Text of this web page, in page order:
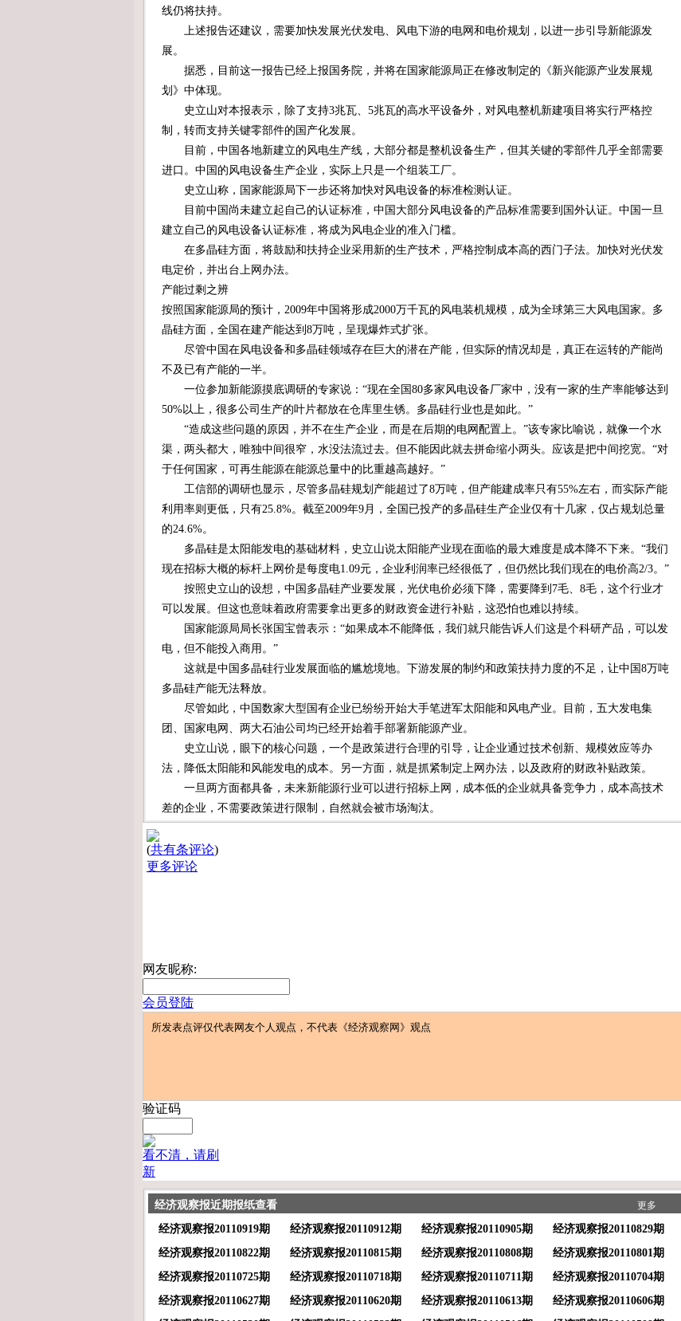
线仍将扶持。
上述报告还建议，需要加快发展光伏发电、风电下游的电网和电价规划，以进一步引导新能源发
展。
据悉，目前这一报告已经上报国务院，并将在国家能源局正在修改制定的《新兴能源产业发展规
划》中体现。
史立山对本报表示，除了支持3兆瓦、5兆瓦的高水平设备外，对风电整机新建项目将实行严格控
制，转而支持关键零部件的国产化发展。
目前，中国各地新建立的风电生产线，大部分都是整机设备生产，但其关键的零部件几乎全部需要
进口。中国的风电设备生产企业，实际上只是一个组装工厂。
史立山称，国家能源局下一步还将加快对风电设备的标准检测认证。
目前中国尚未建立起自己的认证标准，中国大部分风电设备的产品标准需要到国外认证。中国一旦
建立自己的风电设备认证标准，将成为风电企业的准入门槛。
在多晶硅方面，将鼓励和扶持企业采用新的生产技术，严格控制成本高的西门子法。加快对光伏发
电定价，并出台上网办法。
产能过剩之辨
按照国家能源局的预计，2009年中国将形成2000万千瓦的风电装机规模，成为全球第三大风电国家。多
晶硅方面，全国在建产能达到8万吨，呈现爆炸式扩张。
尽管中国在风电设备和多晶硅领域存在巨大的潜在产能，但实际的情况却是，真正在运转的产能尚
不及已有产能的一半。
一位参加新能源摸底调研的专家说：“现在全国80多家风电设备厂家中，没有一家的生产率能够达到
50%以上，很多公司生产的叶片都放在仓库里生锈。多晶硅行业也是如此。”
“造成这些问题的原因，并不在生产企业，而是在后期的电网配置上。”该专家比喻说，就像一个水
渠，两头都大，唯独中间很窄，水没法流过去。但不能因此就去拼命缩小两头。应该是把中间挖宽。“对
于任何国家，可再生能源在能源总量中的比重越高越好。”
工信部的调研也显示，尽管多晶硅规划产能超过了8万吨，但产能建成率只有55%左右，而实际产能
利用率则更低，只有25.8%。截至2009年9月，全国已投产的多晶硅生产企业仅有十几家，仅占规划总量
的24.6%。
多晶硅是太阳能发电的基础材料，史立山说太阳能产业现在面临的最大难度是成本降不下来。“我们
现在招标大概的标杆上网价是每度电1.09元，企业利润率已经很低了，但仍然比我们现在的电价高2/3。”
按照史立山的设想，中国多晶硅产业要发展，光伏电价必须下降，需要降到7毛、8毛，这个行业才
可以发展。但这也意味着政府需要拿出更多的财政资金进行补贴，这恐怕也难以持续。
国家能源局局长张国宝曾表示：“如果成本不能降低，我们就只能告诉人们这是个科研产品，可以发
电，但不能投入商用。”
这就是中国多晶硅行业发展面临的尴尬境地。下游发展的制约和政策扶持力度的不足，让中国8万吨
多晶硅产能无法释放。
尽管如此，中国数家大型国有企业已纷纷开始大手笔进军太阳能和风电产业。目前，五大发电集
团、国家电网、两大石油公司均已经开始着手部署新能源产业。
史立山说，眼下的核心问题，一个是政策进行合理的引导，让企业通过技术创新、规模效应等办
法，降低太阳能和风能发电的成本。另一方面，就是抓紧制定上网办法，以及政府的财政补贴政策。
一旦两方面都具备，未来新能源行业可以进行招标上网，成本低的企业就具备竞争力，成本高技术
差的企业，不需要政策进行限制，自然就会被市场淘汰。
(共有条评论)
更多评论
网友昵称:
会员登陆
验证码
看不清，请刷
新
经济观察报近期报纸查看 更多
经济观察报20110919期 经济观察报20110912期 经济观察报20110905期
经济观察报20110829期
经济观察报20110822期
经济观察报20110815期 经济观察报20110808期
经济观察报20110801期
经济观察报20110725期
经济观察报20110718期 经济观察报20110711期
经济观察报20110704期
经济观察报20110627期
经济观察报20110620期 经济观察报20110613期
经济观察报20110606期